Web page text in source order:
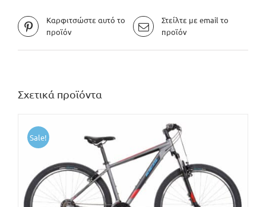
Καρφιτσώστε αυτό το
προϊόν
Στείλτε με email το
προϊόν
Σχετικά προϊόντα
Sale!